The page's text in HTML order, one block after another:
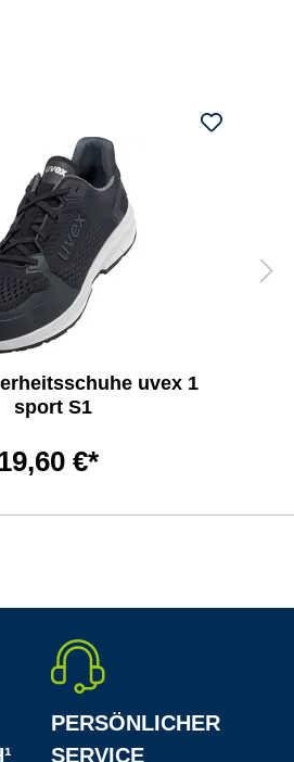
uvex 1
sport S1
€*
PERSÖNLICHER
SERVICE